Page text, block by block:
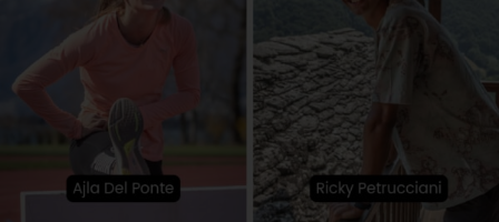
Rencontrez nos champions
olympiques et ambassadeurs de
notre région touristique !